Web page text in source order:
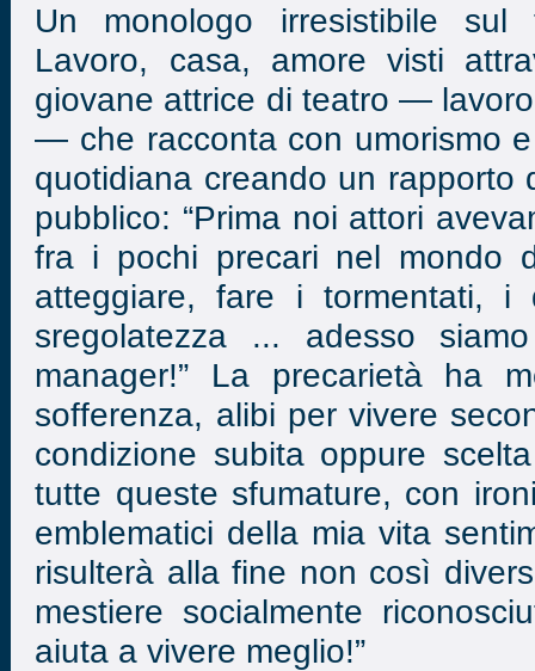
Un monologo irresistibile sul
Lavoro, casa, amore visti
giovane attrice di teatro —
— che racconta con umorismo
quotidiana creando un rapporto
pubblico: “Prima noi attori
fra i pochi precari nel mondo
atteggiare, fare i tormentati, i
sregolatezza ... adesso
manager!” La precarietà ha
sofferenza, alibi per vivere
condizione subita oppure
tutte queste sfumature, con
emblematici della mia vita
risulterà alla fine non così
mestiere socialmente
aiuta a vivere meglio!”